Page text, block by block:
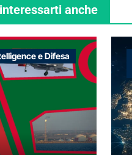
anche
e Difesa